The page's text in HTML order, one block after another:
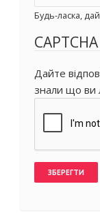
Будь-ласка,
CAPTCHA
Дайте
знали що ви